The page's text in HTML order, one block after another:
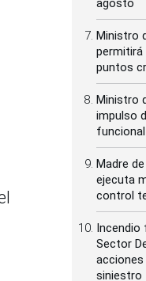
agosto
Ministro
permitirá
puntos
Ministro
impulso
Madre
ejecuta
control
Incendio
Sector
siniestro